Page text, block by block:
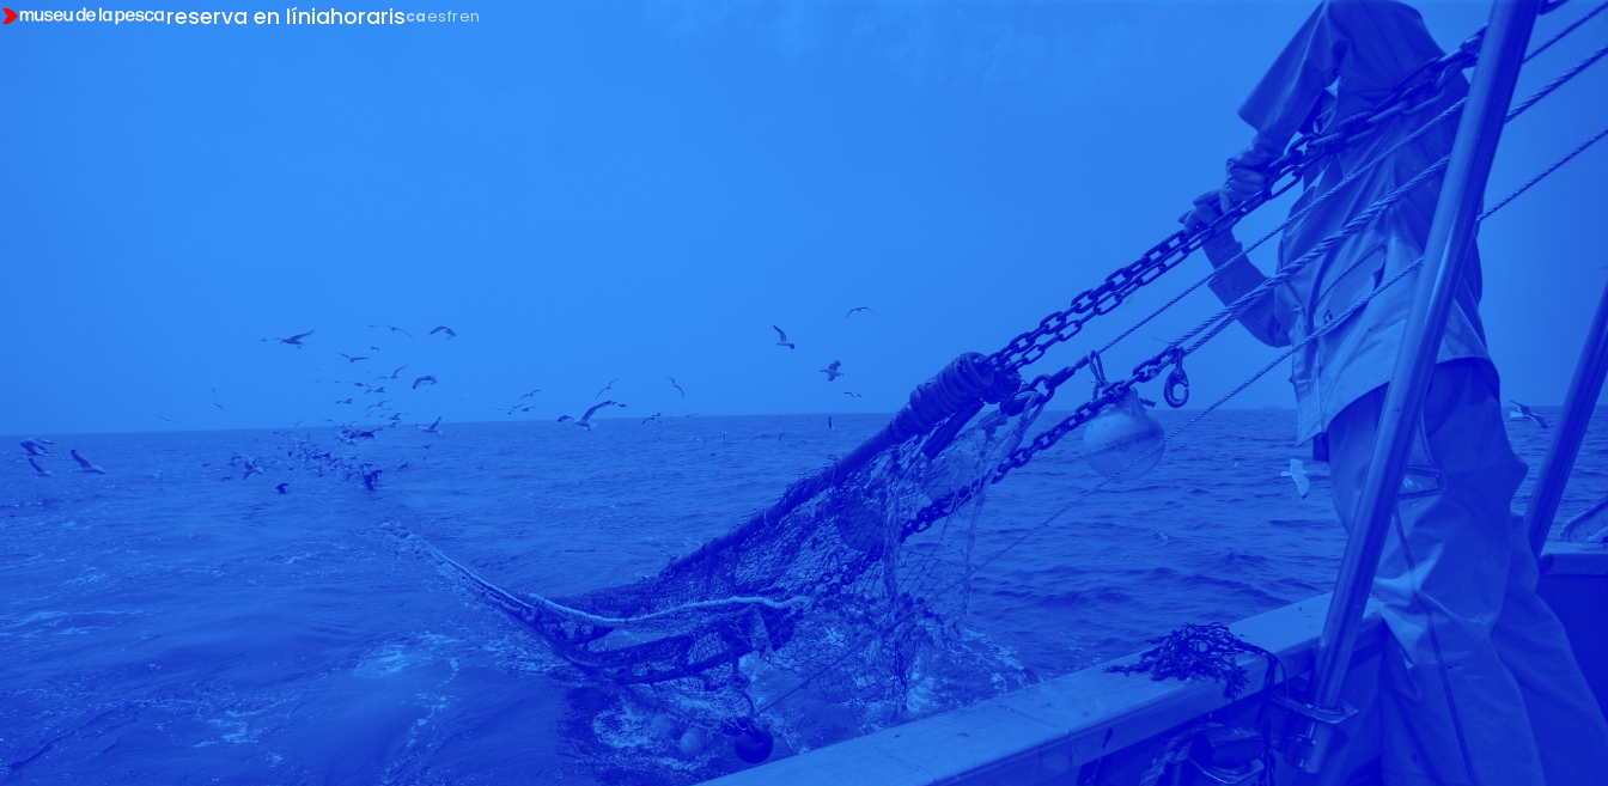
reserva en líniahorariscaesfren